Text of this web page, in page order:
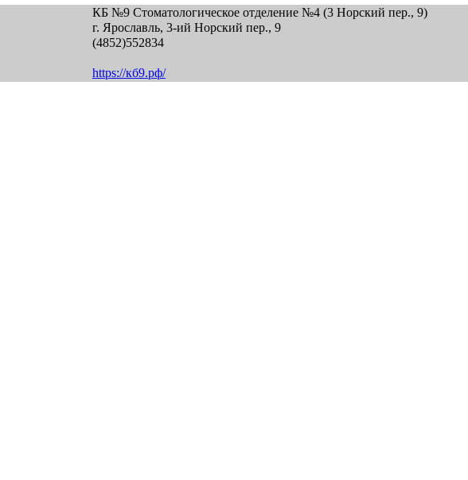
КБ №9 Стоматологическое отделение №4 (3 Норский пер., 9)
г. Ярославль, 3-ий Норский пер., 9
(4852)552834
https://кб9.рф/